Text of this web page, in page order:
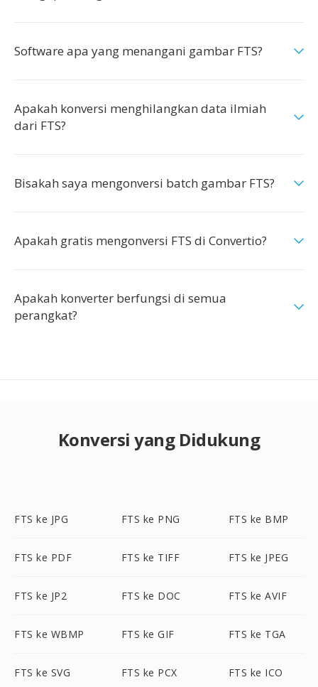
Software apa yang menangani gambar FTS?
Apakah konversi menghilangkan data ilmiah
dari FTS?
Bisakah saya mengonversi batch gambar FTS?
Apakah gratis mengonversi FTS di Convertio?
Apakah konverter berfungsi di semua
perangkat?
Konversi yang Didukung
FTS ke JPG FTS ke PNG FTS ke BMP
FTS ke PDF FTS ke TIFF FTS ke JPEG
FTS ke JP2 FTS ke DOC FTS ke AVIF
FTS ke WBMP FTS ke GIF FTS ke TGA
FTS ke SVG FTS ke PCX FTS ke ICO